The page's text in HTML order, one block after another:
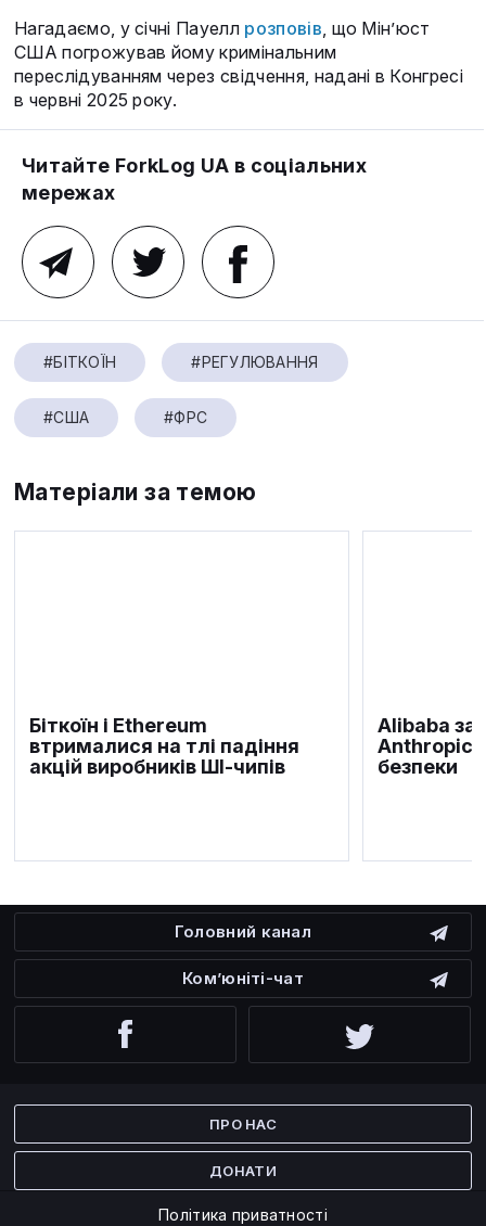
Нагадаємо, у січні Пауелл розповів, що Мін’юст
США погрожував йому кримінальним
переслідуванням через свідчення, надані в Конгресі
в червні 2025 року.
Читайте ForkLog UA в соціальних
мережах
#БІТКОЇН #РЕГУЛЮВАННЯ
#США #ФРС
Матеріали за темою
Біткоїн і Ethereum
втрималися на тлі падіння
акцій виробників ШІ-чипів
Alibaba
Anthropic
безпеки
Головний канал
Ком’юніті-чат
ПРО НАС
ДОНАТИ
Політика приватності